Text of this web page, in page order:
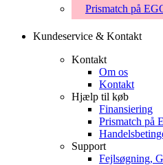
Prismatch på
Kundeservice & Kontakt
Kontakt
Om os
Kontakt
Hjælp til køb
Finansiering
Prismatch på
Support
Fejlsøgning,